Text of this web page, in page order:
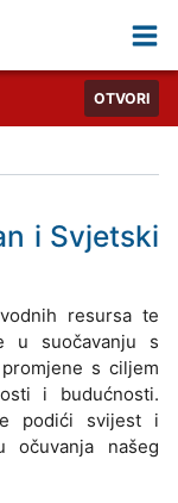
OTVORI
i Svjetski
resursa te
u suočavanju s
s ciljem
i budućnosti.
podići svijest i
našeg